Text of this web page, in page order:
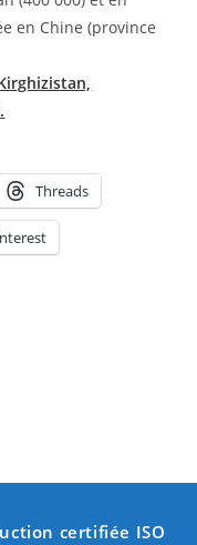
en Chine (province
.
Threads
certifiée ISO